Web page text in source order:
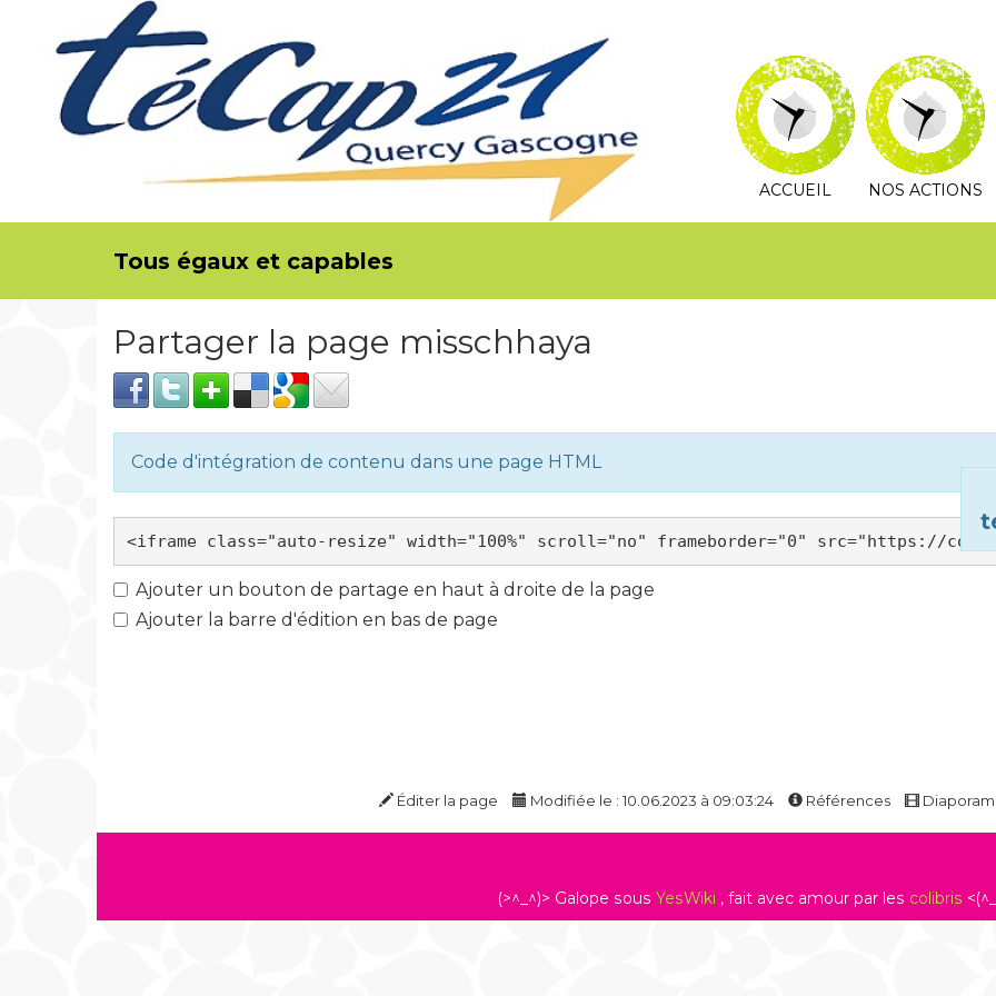
Tous égaux et capables
ACCUEIL NOS ACTIONS
Partager la page misschhaya
Code d'intégration de contenu dans une page HTML
Ajouter un bouton de partage en haut à droite de la page
Ajouter la barre d'édition en bas de page
Éditer la page Modifiée le : 10.06.2023 à 09:03:24 Références
(>^_^)> Galope sous YesWiki , fait avec amour par les colibris